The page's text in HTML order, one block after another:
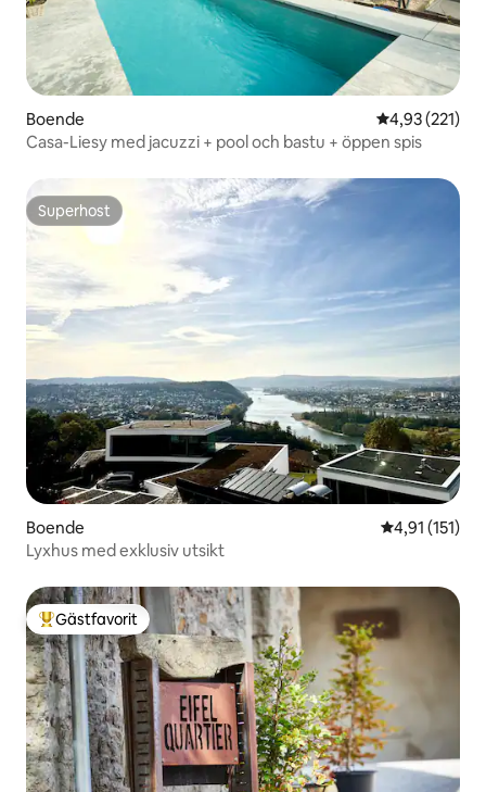
Boende 4,93 av 5 i
4,93 (221)
Casa-Liesy med jacuzzi + pool och bastu + öppen spis
Superhost
Superhost
Boende 4,91 av 5 i
4,91 (151)
Lyxhus med exklusiv utsikt
Populär gästfavorit
Gästfavorit